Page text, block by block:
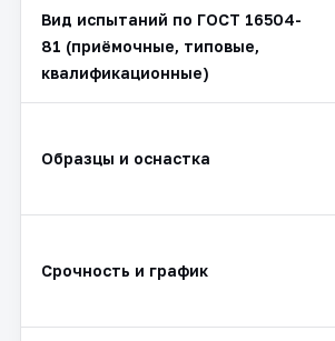
Вид испытаний по ГОСТ 16504-
81 (приёмочные, типовые,
квалификационные)
Образцы и оснастка
Срочность и график